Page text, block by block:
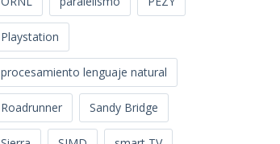
Playstation
procesamiento lenguaje natural
Roadrunner Sandy Bridge